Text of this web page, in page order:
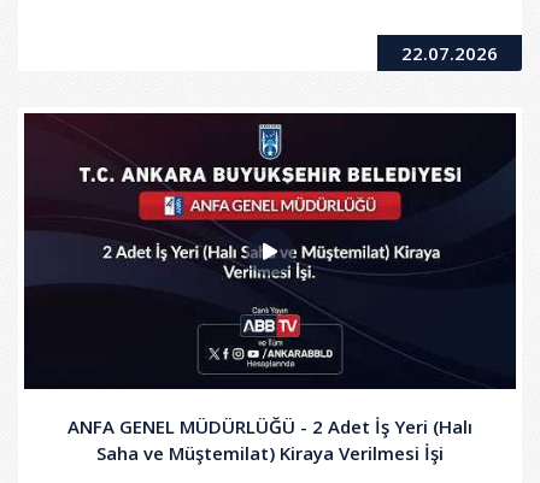
22.07.2026
ANFA GENEL MÜDÜRLÜĞÜ - 2 Adet İş Yeri (Halı
Saha ve Müştemilat) Kiraya Verilmesi İşi